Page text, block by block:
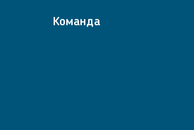
Команда